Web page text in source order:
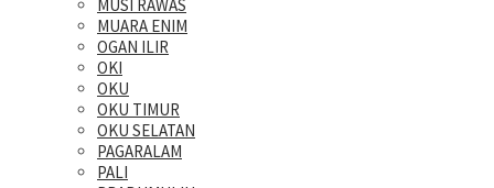
MUSI RAWAS
MUARA ENIM
OGAN ILIR
OKI
OKU
OKU TIMUR
OKU SELATAN
PAGARALAM
PALI